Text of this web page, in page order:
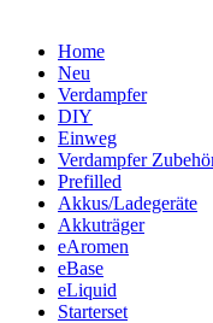
Home
Neu
Verdampfer
DIY
Einweg
Verdampfer
Prefilled
Akkus/Ladegeräte
Akkuträger
eAromen
eBase
eLiquid
Starterset